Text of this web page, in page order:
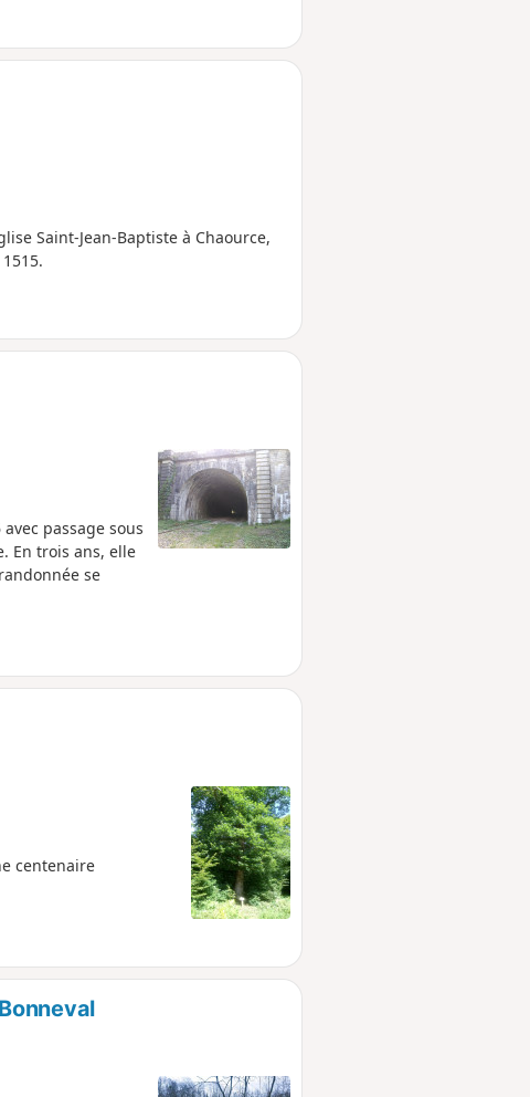
Saint-Jean-Baptiste à Chaource,
passage sous
En trois ans, elle
se
centenaire